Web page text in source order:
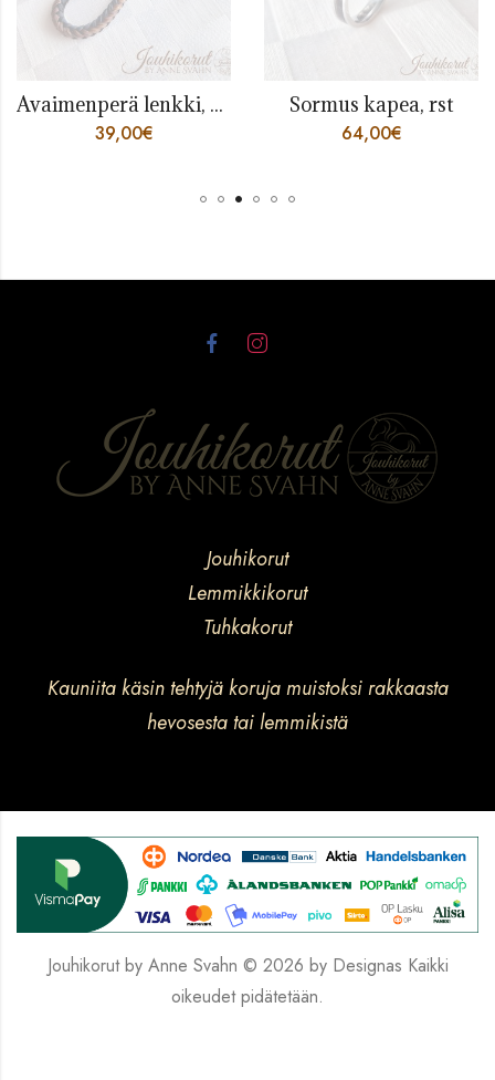
Avaimenperä lenkki, rst
Sormus kapea, rst
Jouhikorut
Lemmikkikorut
Tuhkakorut
Kauniita käsin tehtyjä koruja muistoksi rakkaasta
hevosesta tai lemmikistä
Jouhikorut by Anne Svahn © 2026 by Designas Kaikki
oikeudet pidätetään.